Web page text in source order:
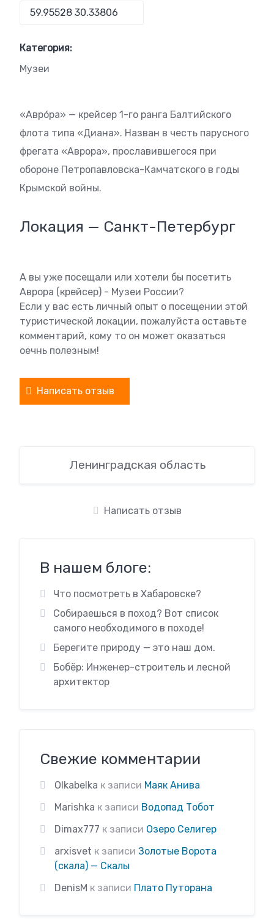
Категория:
Музеи
«Авро́ра» — крейсер 1-го ранга Балтийского
флота типа «Диана». Назван в честь парусного
фрегата «Аврора», прославившегося при
обороне Петропавловска-Камчатского в годы
Крымской войны.
Локация — Санкт-Петербург
А вы уже посещали или хотели бы посетить
Аврора (крейсер) - Музеи России?
Если у вас есть личный опыт о посещении этой
туристической локации, пожалуйста оставьте
комментарий, кому то он может оказаться
оечнь полезным!
Написать отзыв
Ленинградская область
Написать отзыв
В нашем блоге:
Что посмотреть в Хабаровске?
Собираешься в поход? Вот список
самого необходимого в походе!
Берегите природу — это наш дом.
Бобёр: Инженер-строитель и лесной
архитектор
Свежие комментарии
Olkabelka к записи Маяк Анива
Marishka к записи Водопад Тобот
Dimax777 к записи Озеро Селигер
arxisvet к записи Золотые Ворота
(скала) — Скалы
DenisM к записи Плато Путорана